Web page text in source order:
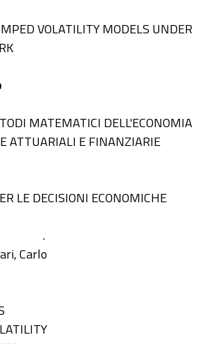
VOLATILITY MODELS UNDER
MATEMATICI DELL'ECONOMIA
ATTUARIALI E FINANZIARIE
LE DECISIONI ECONOMICHE
.
Carlo